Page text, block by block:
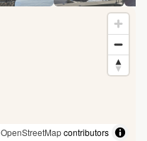
OpenStreetMapcontributors